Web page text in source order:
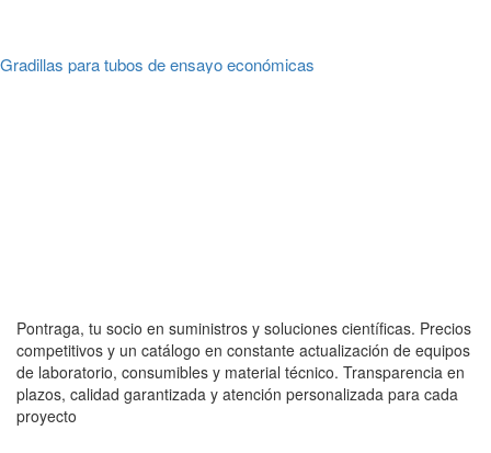
Gradillas para tubos de ensayo económicas
Pontraga, tu socio en suministros y soluciones científicas. Precios
competitivos y un catálogo en constante actualización de equipos
de laboratorio, consumibles y material técnico. Transparencia en
plazos, calidad garantizada y atención personalizada para cada
proyecto